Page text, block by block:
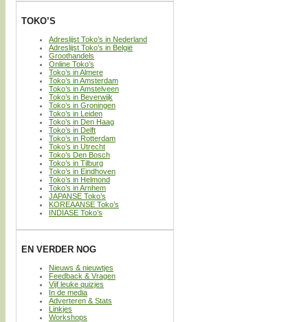
TOKO’S
Adreslijst Toko’s in Nederland
Adreslijst Toko’s in België
Groothandels
Online Toko’s
Toko’s in Almere
Toko’s in Amsterdam
Toko’s in Amstelveen
Toko’s in Beverwijk
Toko’s in Groningen
Toko’s in Leiden
Toko’s in Den Haag
Toko’s in Delft
Toko’s in Rotterdam
Toko’s in Utrecht
Toko’s Den Bosch
Toko’s in Tilburg
Toko’s in Eindhoven
Toko’s in Helmond
Toko’s in Arnhem
JAPANSE Toko’s
KOREAANSE Toko’s
INDIASE Toko’s
EN VERDER NOG
Nieuws & nieuwtjes
Feedback & Vragen
Vijf leuke quizjes
In de media
Adverteren & Stats
Linkjes
Workshops